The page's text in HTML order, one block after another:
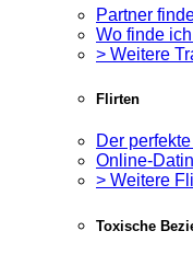
Partner
Wo finde
> Weitere
Flirten
Der
Online-
> Weitere
Toxische